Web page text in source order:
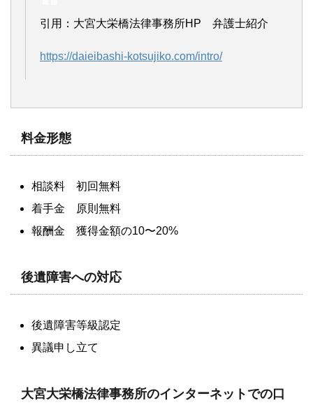
引用：大宮大栄橋法律事務所HP 弁護士紹介
https://daieibashi-kotsujiko.com/intro/
料金形態
相談料 初回無料
着手金 原則無料
報酬金 獲得金額の10〜20%
後遺障害への対応
後遺障害等級認定
異議申し立て
大宮大栄橋法律事務所のインターネットでの口